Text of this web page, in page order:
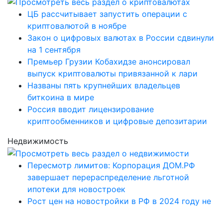
ЦБ рассчитывает запустить операции с
криптовалютой в ноябре
Закон о цифровых валютах в России сдвинули
на 1 сентября
Премьер Грузии Кобахидзе анонсировал
выпуск криптовалюты привязанной к лари
Названы пять крупнейших владельцев
биткоина в мире
Россия вводит лицензирование
криптообменников и цифровые депозитарии
Недвижимость
Пересмотр лимитов: Корпорация ДОМ.РФ
завершает перераспределение льготной
ипотеки для новостроек
Рост цен на новостройки в РФ в 2024 году не